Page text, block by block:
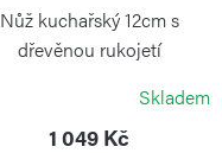
Nůž kuchařský 12cm s
dřevěnou rukojetí
Skladem
1 049 Kč